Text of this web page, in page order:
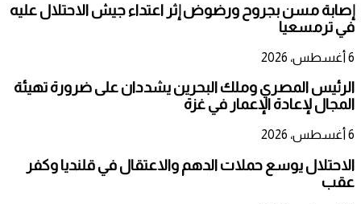
إصابة مسن بجروح ورضوض إثر اعتداء جيش الاحتلال عليه
في ترمسعيا
6 أغسطس، 2026
الرئيس المصري وملك البحرين يشددان على ضرورة تهيئة
المجال لإعادة الإعمار في غزة
6 أغسطس، 2026
الاحتلال يوسع حملات الدهم والاعتقال في قلنديا وكفر
عقب